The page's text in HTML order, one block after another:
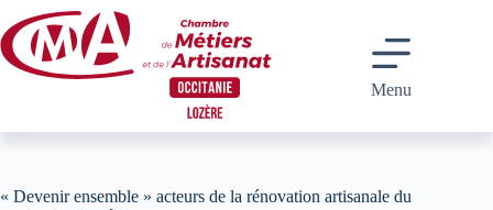
au
contenu
Menu
« Devenir ensemble » acteurs de la rénovation artisanale du